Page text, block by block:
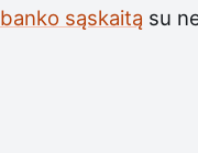
banko sąskaitą su